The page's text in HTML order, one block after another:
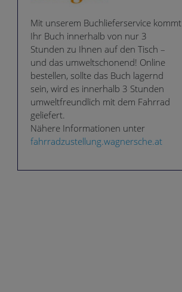
Mit unserem Buchlieferservice kommt
Ihr Buch innerhalb von nur 3
Stunden zu Ihnen auf den Tisch –
und das umweltschonend! Online
bestellen, sollte das Buch lagernd
sein, wird es innerhalb 3 Stunden
umweltfreundlich mit dem Fahrrad
geliefert.
Nähere Informationen unter
fahrradzustellung.wagnersche.at